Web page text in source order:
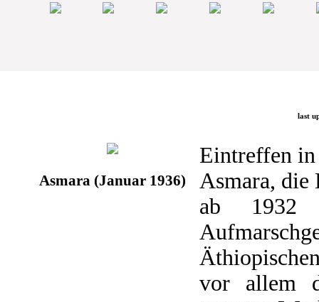
last
Asmara (Januar 1936)
Eintreffen in
Asmara, die
ab 1932
vor allem